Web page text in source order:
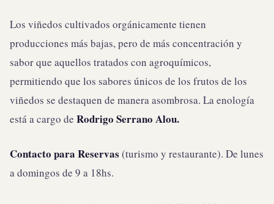
Los viñedos cultivados orgánicamente tienen
producciones más bajas, pero de más concentración y
sabor que aquellos tratados con agroquímicos,
permitiendo que los sabores únicos de los frutos de los
viñedos se destaquen de manera asombrosa. La enología
está a cargo de Rodrigo Serrano Alou.
Contacto para Reservas (turismo y restaurante). De lunes
a domingos de 9 a 18hs.